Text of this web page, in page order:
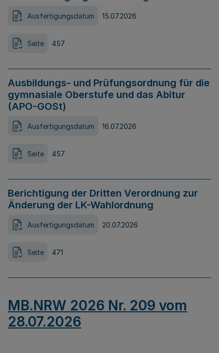
Ausfertigungsdatum 15.07.2026
Seite 457
Ausbildungs- und Prüfungsordnung für die
gymnasiale Oberstufe und das Abitur
(APO-GOSt)
Ausfertigungsdatum 16.07.2026
Seite 457
Berichtigung der Dritten Verordnung zur
Änderung der LK-Wahlordnung
Ausfertigungsdatum 20.07.2026
Seite 471
MB.NRW 2026 Nr. 209 vom
28.07.2026